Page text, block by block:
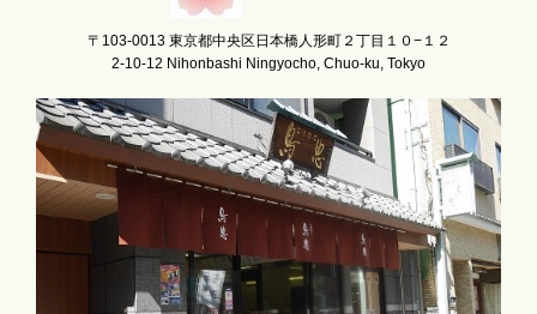
〒103-0013 東京都中央区日本橋人形町２丁目１０−１２
2-10-12 Nihonbashi Ningyocho, Chuo-ku, Tokyo